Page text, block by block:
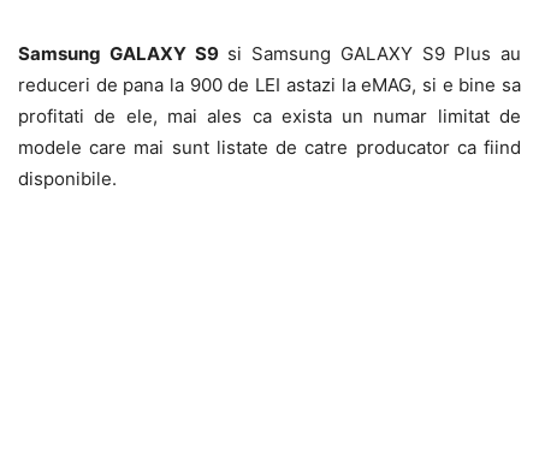
Samsung GALAXY S9si Samsung GALAXY S9 Plus au
reduceri de pana la 900 de LEI astazi la eMAG, si e bine sa
profitati de ele, mai ales ca exista un numar limitat de
modele care mai sunt listate de catre producator ca fiind
disponibile.